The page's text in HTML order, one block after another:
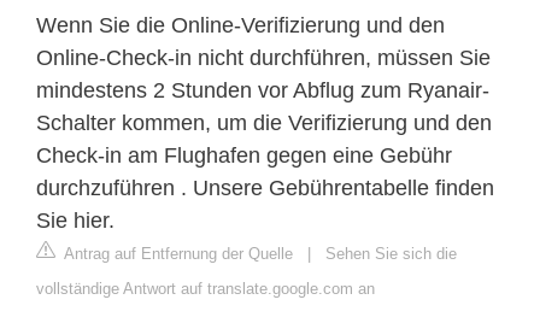
Wenn Sie die Online-Verifizierung und den
Online-Check-in nicht durchführen, müssen Sie
mindestens 2 Stunden vor Abflug zum Ryanair-
Schalter kommen, um die Verifizierung und den
Check-in am Flughafen gegen eine Gebühr
durchzuführen . Unsere Gebührentabelle finden
Sie hier.
Antrag auf Entfernung der Quelle | Sehen Sie sich die
vollständige Antwort auf translate.google.com an